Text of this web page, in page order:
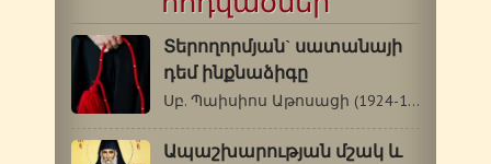
Տերողորմյան` սատանայի
դեմ ինքնաձիգը
Սբ. Պաիսիոս Աթոսացի (1924-1994 թթ.) Տերողորմյան`…
Ապաշխարության մշակ և